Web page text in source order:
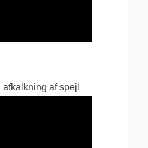
af spejl